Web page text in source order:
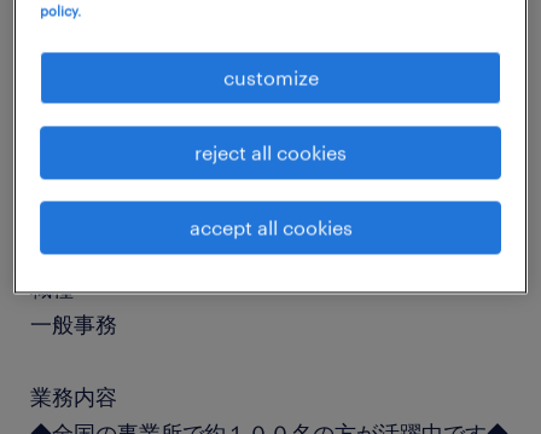
Sumitomo Realty & Development Co., Ltd.
職種
一般事務
業務内容
policy.
customize
reject all cookies
accept all cookies